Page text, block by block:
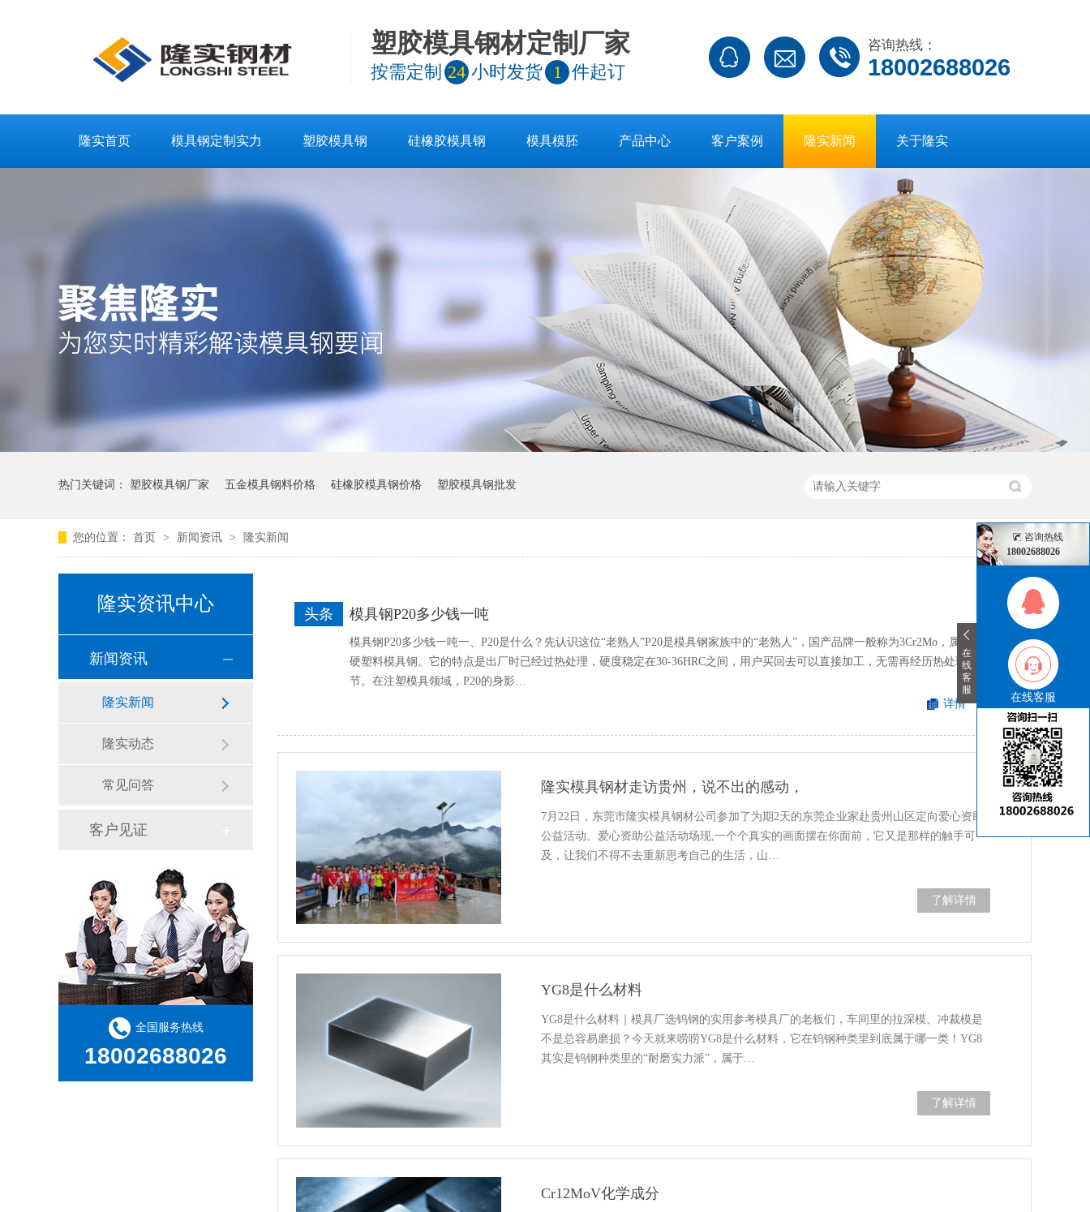
塑胶模具钢材定制厂家
按需定制 24 小时发货 1 件起订
咨询热线：
18002688026
隆实首页 模具钢定制实力 塑胶模具钢 硅橡胶模具钢 模具模胚 产品中心 客户案例 隆实新闻 关于隆实
热门关键词： 塑胶模具钢厂家 五金模具钢料价格 硅橡胶模具钢价格 塑胶模具钢批发
您的位置： 首页 > 新闻资讯 > 隆实新闻
隆实资讯中心
新闻资讯
隆实新闻
隆实动态
常见问答
客户见证
全国服务热线
18002688026
模具钢P20多少钱一吨
头条
模具钢P20多少钱一吨一、P20是什么？先认识这位“老熟人”P20是模具钢家族中的“老熟人”，国产品牌一般称为3Cr2Mo，属于预
硬塑料模具钢。它的特点是出厂时已经过热处理，硬度稳定在30-36HRC之间，用户买回去可以直接加工，无需再经历热处理环
节。在注塑模具领域，P20的身影…
详情
隆实模具钢材走访贵州，说不出的感动，
7月22日，东莞市隆实模具钢材公司参加了为期2天的东莞企业家赴贵州山区定向爱心资助
公益活动。爱心资助公益活动场现,一个个真实的画面摆在你面前，它又是那样的触手可
及，让我们不得不去重新思考自己的生活，山…
了解详情
YG8是什么材料
YG8是什么材料｜模具厂选钨钢的实用参考模具厂的老板们，车间里的拉深模、冲裁模是
不是总容易磨损？今天就来唠唠YG8是什么材料，它在钨钢种类里到底属于哪一类！YG8
其实是钨钢种类里的“耐磨实力派”，属于…
了解详情
Cr12MoV化学成分
在
线
客
服
咨询热线
18002688026
在线客服